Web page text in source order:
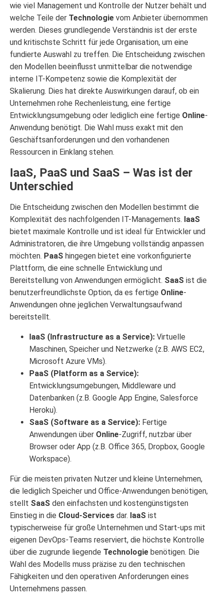
wie viel Management und Kontrolle der Nutzer behält und
welche Teile der Technologie vom Anbieter übernommen
werden. Dieses grundlegende Verständnis ist der erste
und kritischste Schritt für jede Organisation, um eine
fundierte Auswahl zu treffen. Die Entscheidung zwischen
den Modellen beeinflusst unmittelbar die notwendige
interne IT-Kompetenz sowie die Komplexität der
Skalierung. Dies hat direkte Auswirkungen darauf, ob ein
Unternehmen rohe Rechenleistung, eine fertige
Entwicklungsumgebung oder lediglich eine fertige Online-
Anwendung benötigt. Die Wahl muss exakt mit den
Geschäftsanforderungen und den vorhandenen
Ressourcen in Einklang stehen.
IaaS, PaaS und SaaS – Was ist der
Unterschied
Die Entscheidung zwischen den Modellen bestimmt die
Komplexität des nachfolgenden IT-Managements. IaaS
bietet maximale Kontrolle und ist ideal für Entwickler und
Administratoren, die ihre Umgebung vollständig anpassen
möchten. PaaS hingegen bietet eine vorkonfigurierte
Plattform, die eine schnelle Entwicklung und
Bereitstellung von Anwendungen ermöglicht. SaaS ist die
benutzerfreundlichste Option, da es fertige Online-
Anwendungen ohne jeglichen Verwaltungsaufwand
bereitstellt.
IaaS (Infrastructure as a Service): Virtuelle
Maschinen, Speicher und Netzwerke (z.B. AWS EC2,
Microsoft Azure VMs).
PaaS (Platform as a Service):
Entwicklungsumgebungen, Middleware und
Datenbanken (z.B. Google App Engine, Salesforce
Heroku).
SaaS (Software as a Service): Fertige
Anwendungen über Online-Zugriff, nutzbar über
Browser oder App (z.B. Office 365, Dropbox, Google
Workspace).
Für die meisten privaten Nutzer und kleine Unternehmen,
die lediglich Speicher und Office-Anwendungen benötigen,
stellt SaaS den einfachsten und kostengünstigsten
Einstieg in die Cloud-Services dar. IaaS ist
typischerweise für große Unternehmen und Start-ups mit
eigenen DevOps-Teams reserviert, die höchste Kontrolle
über die zugrunde liegende Technologie benötigen. Die
Wahl des Modells muss präzise zu den technischen
Fähigkeiten und den operativen Anforderungen eines
Unternehmens passen.